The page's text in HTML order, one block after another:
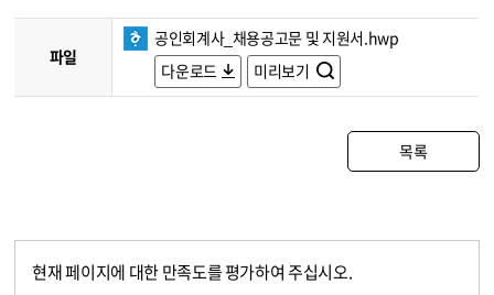
파일
공인회계사_채용공고문 및 지원서.hwp
다운로드
미리보기
목록
현재 페이지에 대한 만족도를 평가하여 주십시오.